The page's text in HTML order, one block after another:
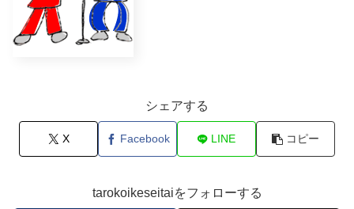
シェアする
X Facebook LINE コピー
tarokoikeseitaiをフォローする